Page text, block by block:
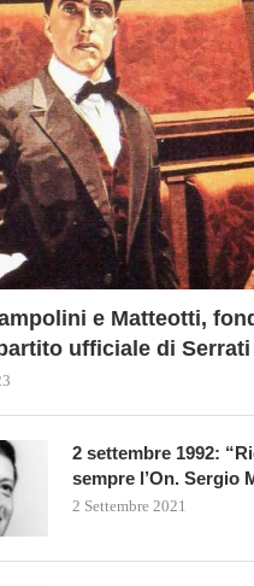
e Matteotti,
ufficiale di Serrati
2 settembre 1992:
sempre l’On. Sergio
2 Settembre 2021